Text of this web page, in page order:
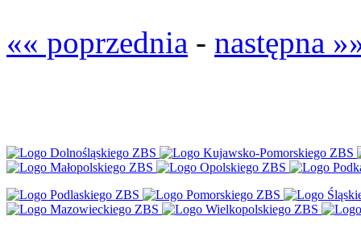
«« poprzednia - następna